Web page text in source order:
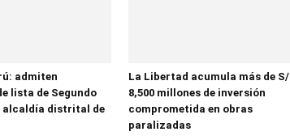
admiten
lista de Segundo
alcaldía distrital de
La Libertad acumula más de S/
8,500 millones de inversión
comprometida en obras
paralizadas